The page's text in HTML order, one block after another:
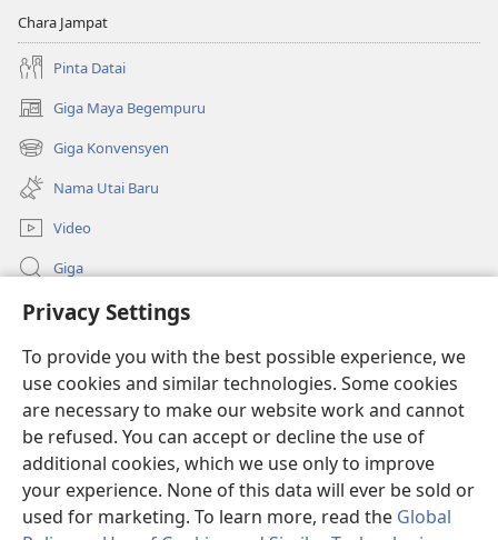
Privacy Settings
To provide you with the best possible experience, we
use cookies and similar technologies. Some cookies
are necessary to make our website work and cannot
be refused. You can accept or decline the use of
additional cookies, which we use only to improve
your experience. None of this data will ever be sold or
used for marketing. To learn more, read the Global
Chara Jampat
Pinta Datai
Giga Maya Begempuru
(opens
new
window)
Giga Konvensyen
(opens
new
window)
Nama Utai Baru
Video
Giga
Penerang Global
Duit Pemeri
(opens
new
window)Watchtower LIBRARI ONLINE
(opens
new
JW Hub ®
(opens
new
window)